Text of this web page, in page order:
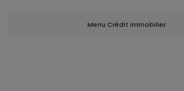
Menu Crédit immobilier